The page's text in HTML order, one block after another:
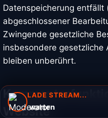
Datenspeicherung entfällt
abgeschlossener
Zwingende gesetzliche
insbesondere gesetzliche
bleiben unberührt.
Website
LADE STREAM...
warten